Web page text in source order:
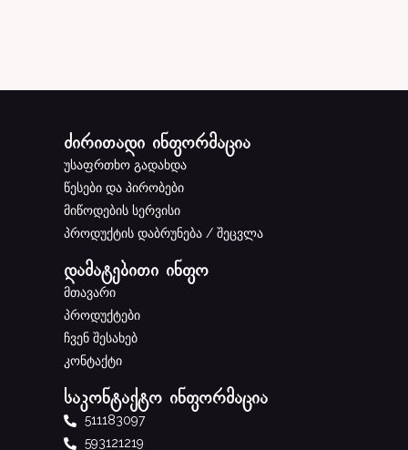
ძირითადი ინფორმაცია
უსაფრთხო გადახდა
წესები და პირობები
მიწოდების სერვისი
პროდუქტის დაბრუნება / შეცვლა
დამატებითი ინფო
მთავარი
პროდუქტები
ჩვენ შესახებ
კონტაქტი
საკონტაქტო ინფორმაცია
511183097
593121219